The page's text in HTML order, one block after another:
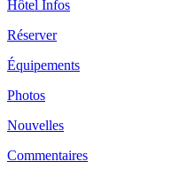
Hôtel Infos
Réserver
Équipements
Photos
Nouvelles
Commentaires